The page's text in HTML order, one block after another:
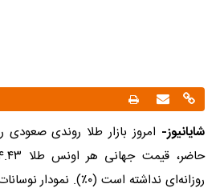
شایانیوز- امروز بازار طلا روندی
روزانه‌ای نداشته است